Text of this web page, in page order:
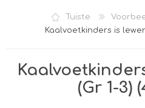
Tuiste
Kaalvoetkinders is
(Gr 1-3)